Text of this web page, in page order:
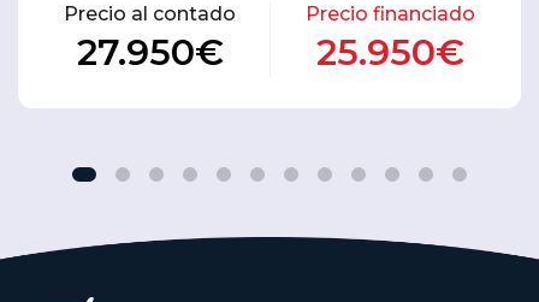
Precio al contado
27.950€
Precio financiado
25.950€